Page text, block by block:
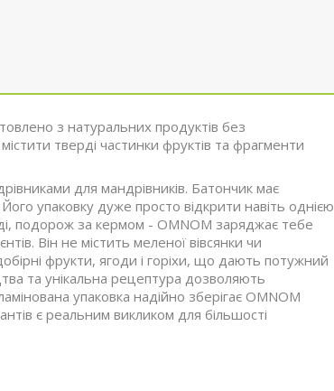
з натуральних продуктів без
тверді частинки фруктів та фрагменти
для мандрівників. Батончик має
упаковку дуже просто відкрити навіть однією
подорож за кермом - OMNOM заряджає тебе
Він не містить меленої вівсянки чи
фрукти, ягоди і горіхи, що дають потужний
та унікальна рецептура дозволяють
упаковка надійно зберігає OMNOM
є реальним викликом для більшості